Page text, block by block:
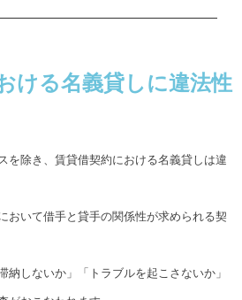
ける名義貸しに違法性
を除き、賃貸借契約における名義貸しは違
おいて借手と貸手の関係性が求められる契
納しないか」「トラブルを起こさないか」